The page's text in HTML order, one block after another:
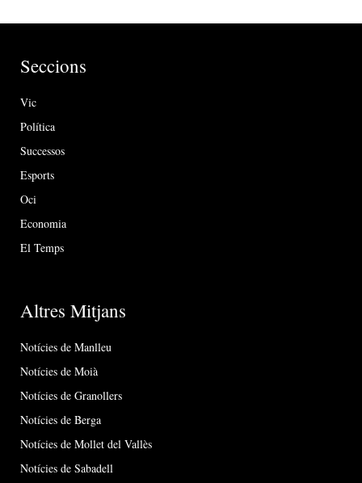
Seccions
Vic
Política
Successos
Esports
Oci
Economia
El Temps
Altres Mitjans
Notícies de Manlleu
Notícies de Moià
Notícies de Granollers
Notícies de Berga
Notícies de Mollet del Vallès
Notícies de Sabadell